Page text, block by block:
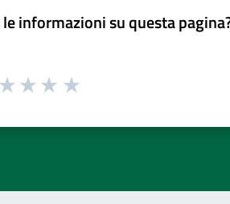
informazioni su questa